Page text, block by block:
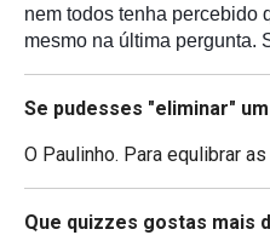
nem todos tenha percebido
mesmo na última pergunta.
Se pudesses "eliminar"
O Paulinho. Para equlibrar
Que quizzes gostas mais